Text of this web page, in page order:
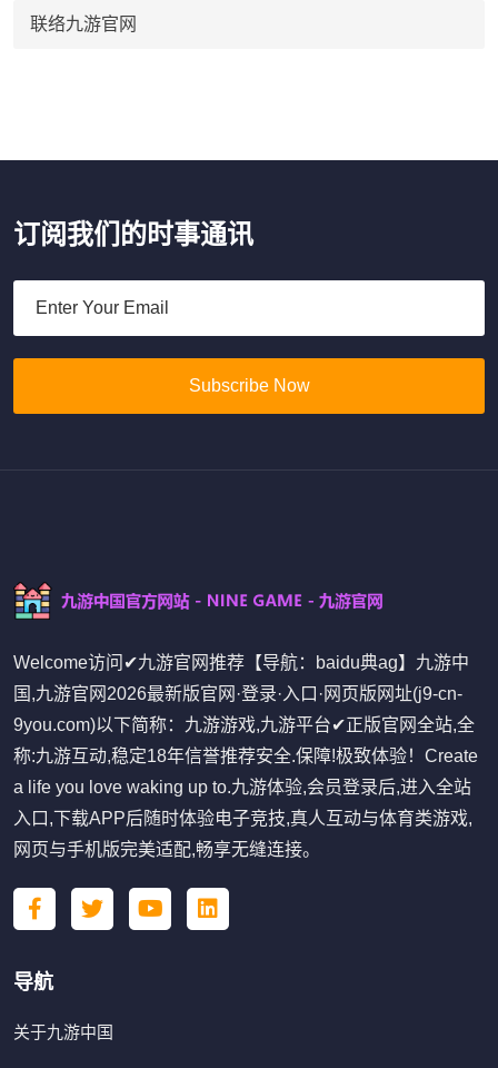
联络九游官网
订阅我们的时事通讯
Subscribe Now
Welcome访问✔九游官网推荐【导航：baidu典ag】九游中
国,九游官网2026最新版官网·登录·入口·网页版网址(j9-cn-
9you.com)以下简称：九游游戏,九游平台✔正版官网全站,全
称:九游互动,稳定18年信誉推荐安全.保障!极致体验！Create
a life you love waking up to.九游体验,会员登录后,进入全站
入口,下载APP后随时体验电子竞技,真人互动与体育类游戏,
网页与手机版完美适配,畅享无缝连接。
导航
关于九游中国